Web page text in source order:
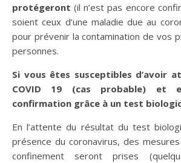
protégeront(il n’est pas encore
soient ceux d’une maladie due au
pour prévenir la contamination de vos
personnes.
Si vous êtes susceptibles d’avoir
COVID 19 (cas probable) et
confirmation grâce à un test
En l’attente du résultat du test
présence du coronavirus, des
confinement seront prises